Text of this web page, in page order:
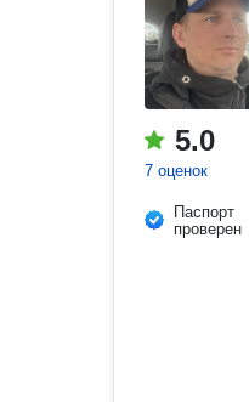
5.0
7 оценок
Паспорт
проверен